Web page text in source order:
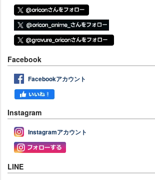
Facebook
Facebookアカウント
Instagram
Instagramアカウント
LINE